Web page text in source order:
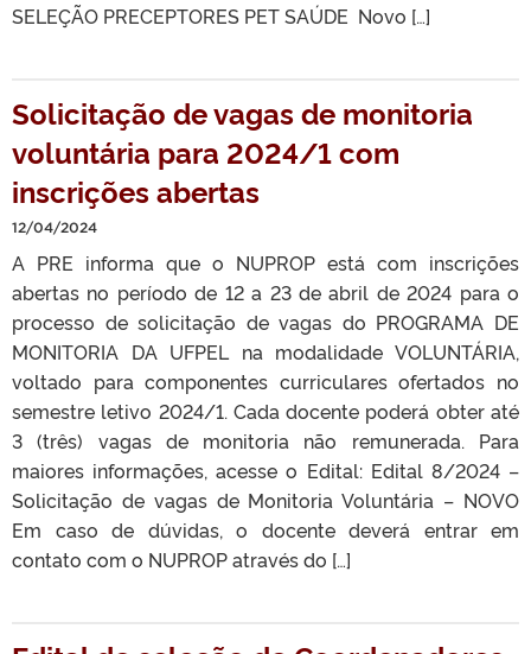
SELEÇÃO PRECEPTORES PET SAÚDE Novo […]
Solicitação de vagas de monitoria
voluntária para 2024/1 com
inscrições abertas
12/04/2024
A PRE informa que o NUPROP está com inscrições
abertas no período de 12 a 23 de abril de 2024 para o
processo de solicitação de vagas do PROGRAMA DE
MONITORIA DA UFPEL na modalidade VOLUNTÁRIA,
voltado para componentes curriculares ofertados no
semestre letivo 2024/1. Cada docente poderá obter até
3 (três) vagas de monitoria não remunerada. Para
maiores informações, acesse o Edital: Edital 8/2024 –
Solicitação de vagas de Monitoria Voluntária – NOVO
Em caso de dúvidas, o docente deverá entrar em
contato com o NUPROP através do […]